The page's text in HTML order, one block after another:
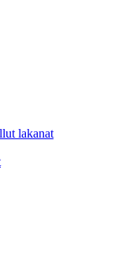
lakanat